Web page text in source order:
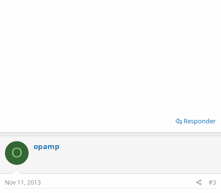
Responder
O opamp
Nov 11, 2013 #3